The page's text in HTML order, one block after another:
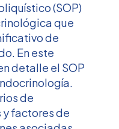
(SOP)
que
de
En este
detalle el SOP
de
factores de